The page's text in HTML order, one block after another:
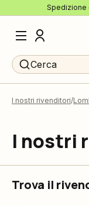
Spedizione
Cerca
I nostri rivenditori
I nostri
Trova il